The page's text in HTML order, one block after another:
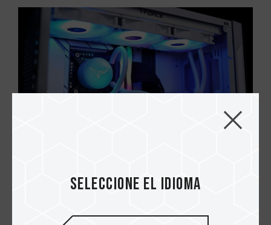
¡Ayuda! Una solución para el
sobrecalentamiento de los SSD PCIe Gen5
Seleccione el idioma